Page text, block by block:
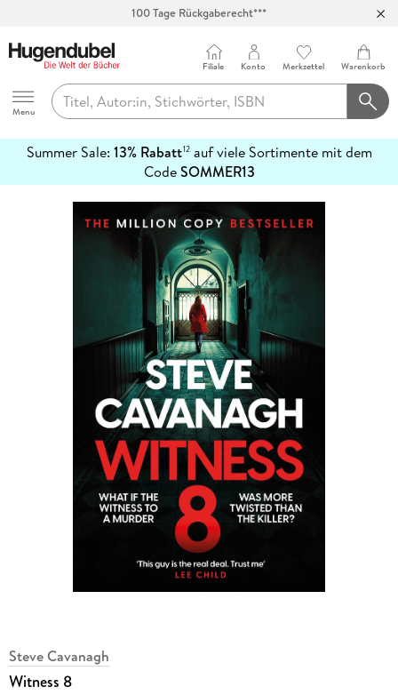
100 Tage Rückgaberecht***
Hugendubel
Menu
Filiale Konto Merkzettel Warenkorb
Summer Sale: 13% Rabatt12auf viele Sortimente mit dem
CodeSOMMER13
erfahren
Steve Cavanagh
Witness 8